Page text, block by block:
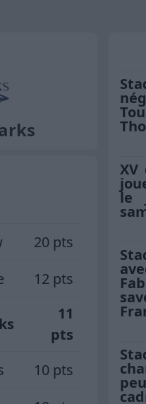
20 pts
12 pts
11
pts
10 pts
le